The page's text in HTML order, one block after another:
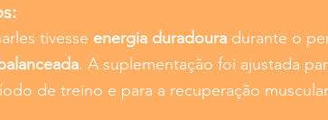
tivesse energia duradoura durante o
. A suplementação foi ajustada
de treino e para a recuperação